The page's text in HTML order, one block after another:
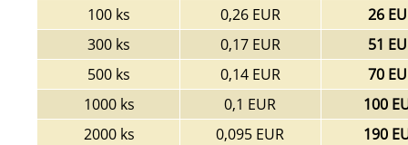
100 ks 0,26 EUR
26
300 ks
0,17 EUR
51
500 ks
0,14 EUR
70
1000 ks
0,1 EUR
100
2000 ks
0,095 EUR
190